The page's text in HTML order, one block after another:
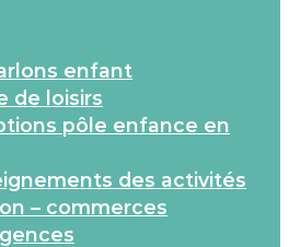
enfant
de loisirs
pôle enfance en
des activités
– commerces